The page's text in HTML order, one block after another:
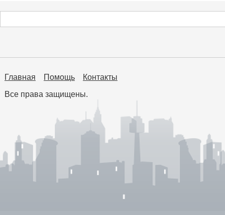
Главная Помощь
Контакты
Все права защищены.